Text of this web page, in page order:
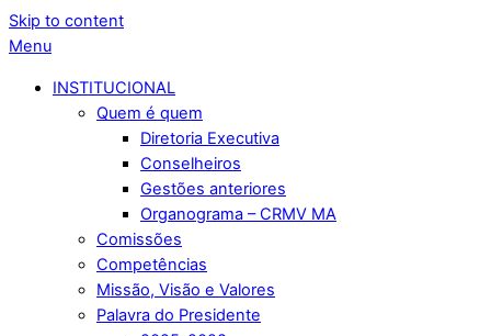
Skip to content
Menu
INSTITUCIONAL
Quem é quem
Diretoria Executiva
Conselheiros
Gestões anteriores
Organograma – CRMV MA
Comissões
Competências
Missão, Visão e Valores
Palavra do Presidente